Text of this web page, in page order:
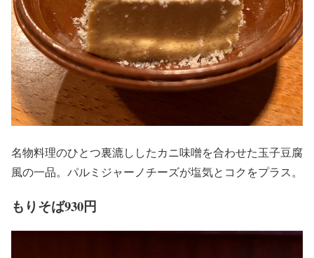
名物料理のひとつ裏漉ししたカニ味噌を合わせた玉子豆腐
風の一品。パルミジャーノチーズが塩気とコクをプラス。
もりそば930円